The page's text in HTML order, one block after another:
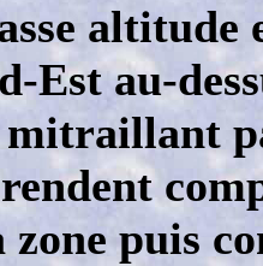
Est au-
rendent
puis